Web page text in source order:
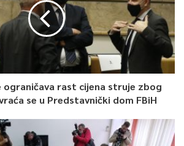
ograničava rast cijena struje zbog
se u Predstavnički dom FBiH